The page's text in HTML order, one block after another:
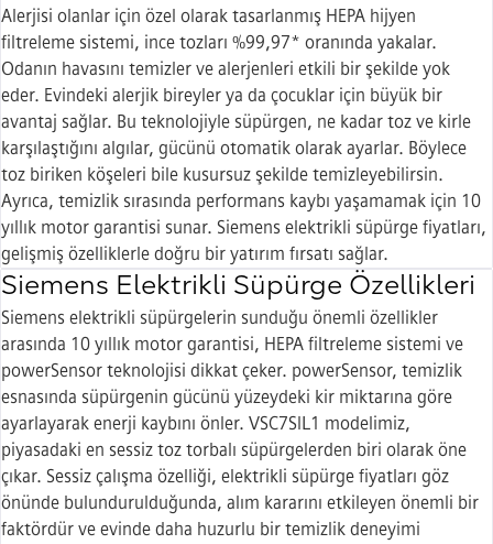
Alerjisi olanlar için özel olarak tasarlanmış HEPA hijyen
filtreleme sistemi, ince tozları %99,97* oranında yakalar.
Odanın havasını temizler ve alerjenleri etkili bir şekilde yok
eder. Evindeki alerjik bireyler ya da çocuklar için büyük bir
avantaj sağlar. Bu teknolojiyle süpürgen, ne kadar toz ve kirle
karşılaştığını algılar, gücünü otomatik olarak ayarlar. Böylece
toz biriken köşeleri bile kusursuz şekilde temizleyebilirsin.
Ayrıca, temizlik sırasında performans kaybı yaşamamak için 10
yıllık motor garantisi sunar. Siemens elektrikli süpürge fiyatları,
gelişmiş özelliklerle doğru bir yatırım fırsatı sağlar.
Siemens Elektrikli Süpürge Özellikleri
Siemens elektrikli süpürgelerin sunduğu önemli özellikler
arasında 10 yıllık motor garantisi, HEPA filtreleme sistemi ve
powerSensor teknolojisi dikkat çeker. powerSensor, temizlik
esnasında süpürgenin gücünü yüzeydeki kir miktarına göre
ayarlayarak enerji kaybını önler. VSC7SIL1 modelimiz,
piyasadaki en sessiz toz torbalı süpürgelerden biri olarak öne
çıkar. Sessiz çalışma özelliği, elektrikli süpürge fiyatları göz
önünde bulundurulduğunda, alım kararını etkileyen önemli bir
faktördür ve evinde daha huzurlu bir temizlik deneyimi